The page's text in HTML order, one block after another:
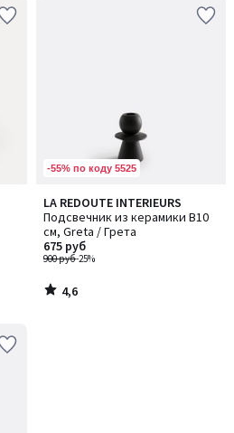
-55% по коду 5525
LA REDOUTE INTERIEURS
Подсвечник из керамики В10
см, Greta / Грета
900 руб-25%
675 руб
4,6
/ 5
4,6
/